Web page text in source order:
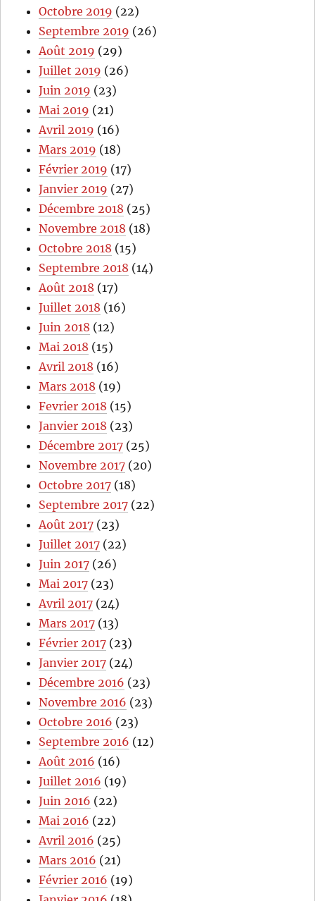
Octobre 2019 (22)
Septembre 2019 (26)
Août 2019 (29)
Juillet 2019 (26)
Juin 2019 (23)
Mai 2019 (21)
Avril 2019 (16)
Mars 2019 (18)
Février 2019 (17)
Janvier 2019 (27)
Décembre 2018 (25)
Novembre 2018 (18)
Octobre 2018 (15)
Septembre 2018 (14)
Août 2018 (17)
Juillet 2018 (16)
Juin 2018 (12)
Mai 2018 (15)
Avril 2018 (16)
Mars 2018 (19)
Fevrier 2018 (15)
Janvier 2018 (23)
Décembre 2017 (25)
Novembre 2017 (20)
Octobre 2017 (18)
Septembre 2017 (22)
Août 2017 (23)
Juillet 2017 (22)
Juin 2017 (26)
Mai 2017 (23)
Avril 2017 (24)
Mars 2017 (13)
Février 2017 (23)
Janvier 2017 (24)
Décembre 2016 (23)
Novembre 2016 (23)
Octobre 2016 (23)
Septembre 2016 (12)
Août 2016 (16)
Juillet 2016 (19)
Juin 2016 (22)
Mai 2016 (22)
Avril 2016 (25)
Mars 2016 (21)
Février 2016 (19)